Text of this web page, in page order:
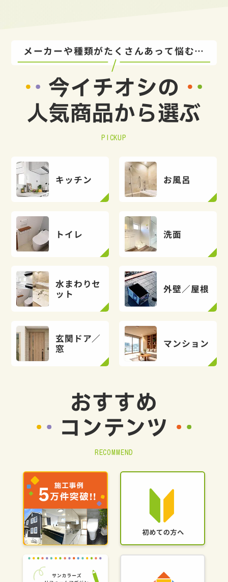
メーカーや種類がたくさんあって悩む…
今イチオシの
人気商品から選ぶ
PICKUP
キッチン お風呂
トイレ 洗面
水まわりセ
ット
外壁／屋根
玄関ドア／
窓
マンション
おすすめ
コンテンツ
RECOMMEND